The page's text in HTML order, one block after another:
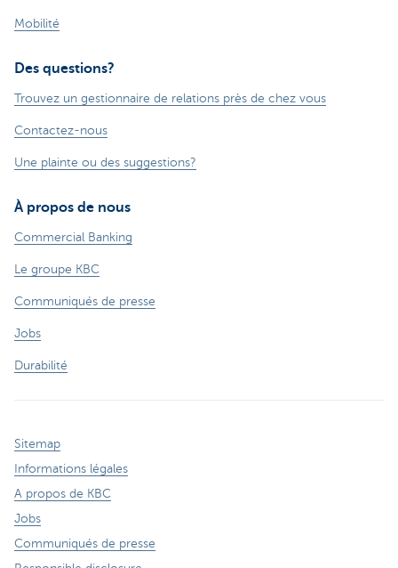
Mobilité
Des questions?
Trouvez un gestionnaire de relations près de chez vous
Contactez-nous
Une plainte ou des suggestions?
À propos de nous
Commercial Banking
Le groupe KBC
Communiqués de presse
Jobs
Durabilité
Sitemap
Informations légales
A propos de KBC
Jobs
Communiqués de presse